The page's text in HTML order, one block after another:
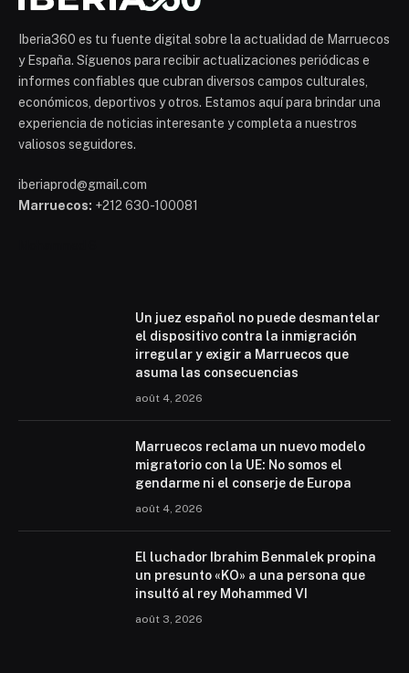
Iberia360 es tu fuente digital sobre la actualidad de Marruecos
y España. Síguenos para recibir actualizaciones periódicas e
informes confiables que cubran diversos campos culturales,
económicos, deportivos y otros. Estamos aquí para brindar una
experiencia de noticias interesante y completa a nuestros
valiosos seguidores.
iberiaprod@gmail.com
Marruecos: +212 630-100081
Un juez español no puede desmantelar
el dispositivo contra la inmigración
irregular y exigir a Marruecos que
asuma las consecuencias
août 4, 2026
Marruecos reclama un nuevo modelo
migratorio con la UE: No somos el
gendarme ni el conserje de Europa
août 4, 2026
El luchador Ibrahim Benmalek propina
un presunto «KO» a una persona que
insultó al rey Mohammed VI
août 3, 2026